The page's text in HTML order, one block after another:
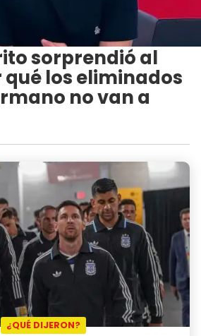
sorprendió al
los eliminados
no van a
¿QUÉ DIJERON?